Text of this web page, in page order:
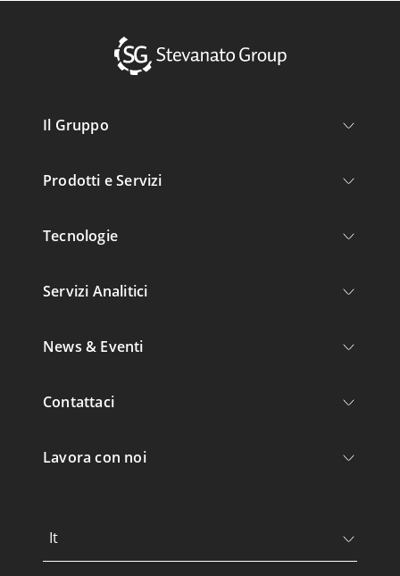
Il Gruppo
Prodotti e Servizi
Tecnologie
Servizi Analitici
News & Eventi
Contattaci
Lavora con noi
It